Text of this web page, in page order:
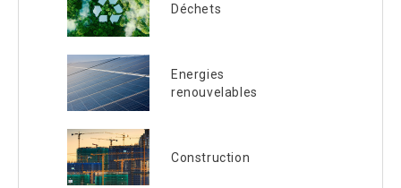
Déchets
Energies
renouvelables
Construction